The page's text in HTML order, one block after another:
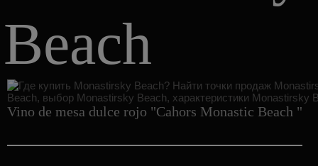
Beach
Vino de mesa dulce rojo "Cahors Monastic Beach "